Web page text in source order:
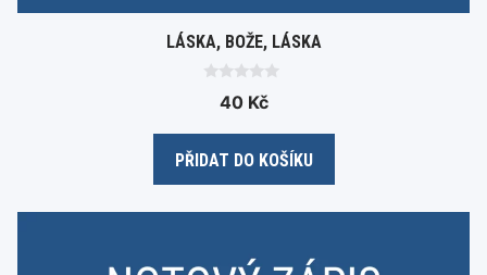
LÁSKA, BOŽE, LÁSKA
t
f
40 Kč
PŘIDAT DO KOŠÍKU